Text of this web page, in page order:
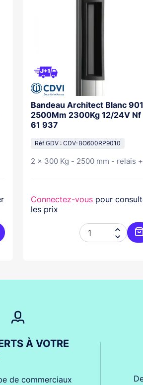
au panier
Bandeau Architect Blanc
2500Mm 2300Kg 12/24V Nf
61 937
Réf GDV : CDV-BO600RP9010
2 x 300 Kg - 2500 mm - relais
Connectez-vous pour
les prix


À VOTRE
de commerciaux